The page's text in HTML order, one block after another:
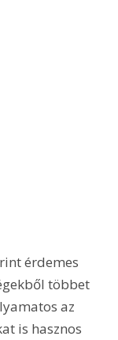
érdemes
többet
az
is hasznos